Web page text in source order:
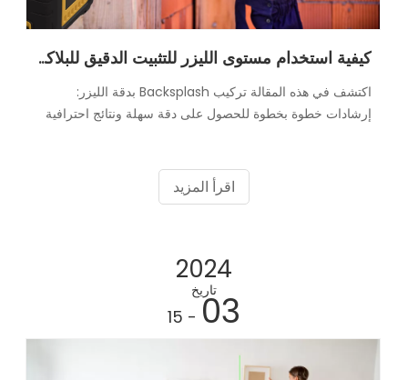
كيفية استخدام مستوى الليزر للتثبيت الدقيق للبلاكسبلاش
اكتشف في هذه المقالة تركيب Backsplash بدقة الليزر:
إرشادات خطوة بخطوة للحصول على دقة سهلة ونتائج احترافية
اقرأ المزيد
2024
تاريخ
03
- 15